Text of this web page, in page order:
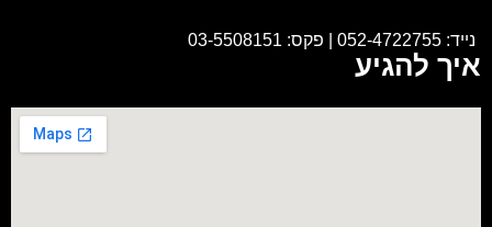
נייד: 052-4722755 פקס: 03-5508151
איך להגיע